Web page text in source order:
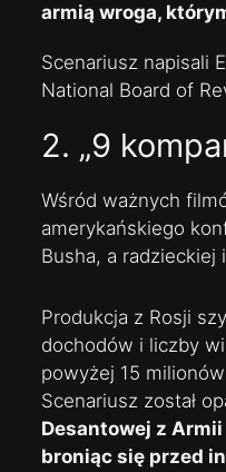
armią wroga,
Scenariusz napisali
National Board of
2. „9
Wśród ważnych
amerykańskiego
Busha, a radzieckiej
Produkcja z Rosji
dochodów i liczby
powyżej 15
Scenariusz został
Desantowej z
broniąc się przed